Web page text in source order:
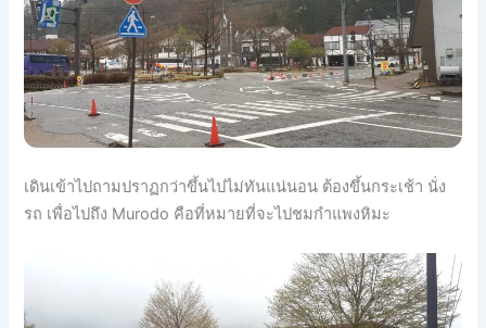
เดินเข้าไปถามปราฏกว่าขึ้นไปไม่ทันแน่นอน ต้องขึ้นกระเช้า นั่ง
รถ เพื่อไปถึง Murodo คือที่หมายที่จะไปชมกำแพงหิมะ